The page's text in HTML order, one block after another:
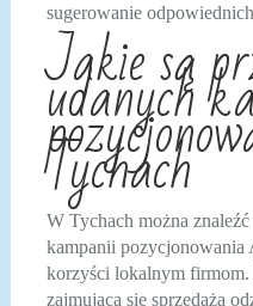
sugerowanie
Jakie są
udanych
Tychach
W Tychach można
kampanii pozycjonowania
korzyści lokalnym firmom.
zajmująca się sprzedażą